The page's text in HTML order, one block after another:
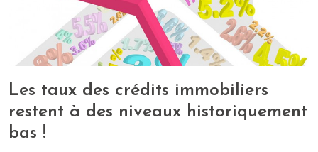
Les taux des crédits immobiliers
restent à des niveaux historiquement
bas !